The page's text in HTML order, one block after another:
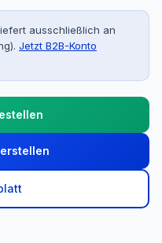
ausschließlich an
Jetzt B2B-Konto